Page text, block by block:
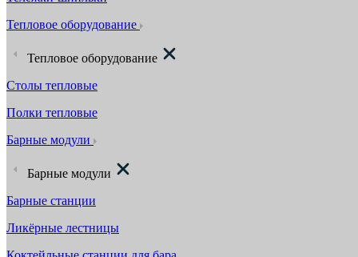
Тепловое оборудование
Тепловое оборудование
Столы тепловые
Полки тепловые
Барные модули
Барные модули
Барные станции
Ликёрные лестницы